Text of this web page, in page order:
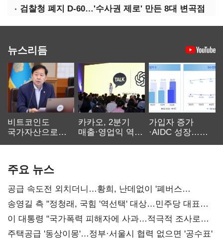
검찰청 폐지 D-60…'수사권 제로' 만든 8대 변곡점
뉴스리듬
비트코인도
국가자산으로…'
카카오, 2분기
매출·영업익 역대
가입자 증가
·AIDC 성장…
주요 뉴스
공급 속도전 외치더니…황희, 난데없이 '폐버스
리모델링' 제안
송영길 측 "정청래, 국힘 '역선택' 대상…민주당 대표로
총선 지휘 못해"
이 대통령 "국가폭력 피해자에 사과…적극적 조사로
진실 밝혀야"
주택공급 '동상이몽'…정부·서울시 협력 없으면 '공수표'